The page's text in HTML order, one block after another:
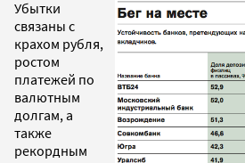
Убытки
связаны с
крахом рубля,
ростом
платежей по
валютным
долгам, а
также
рекордным